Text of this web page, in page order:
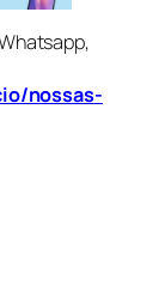
nossas-